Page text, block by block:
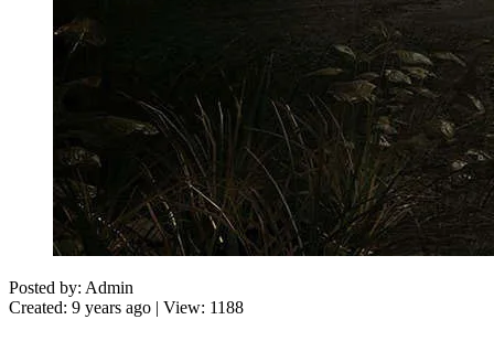
Posted by: Admin
Created: 9 years ago | View: 1188